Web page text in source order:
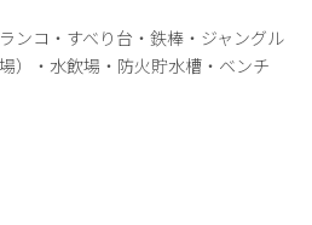
ンコ・すべり台・鉄棒・ジャングル
）・水飲場・防火貯水槽・ベンチ